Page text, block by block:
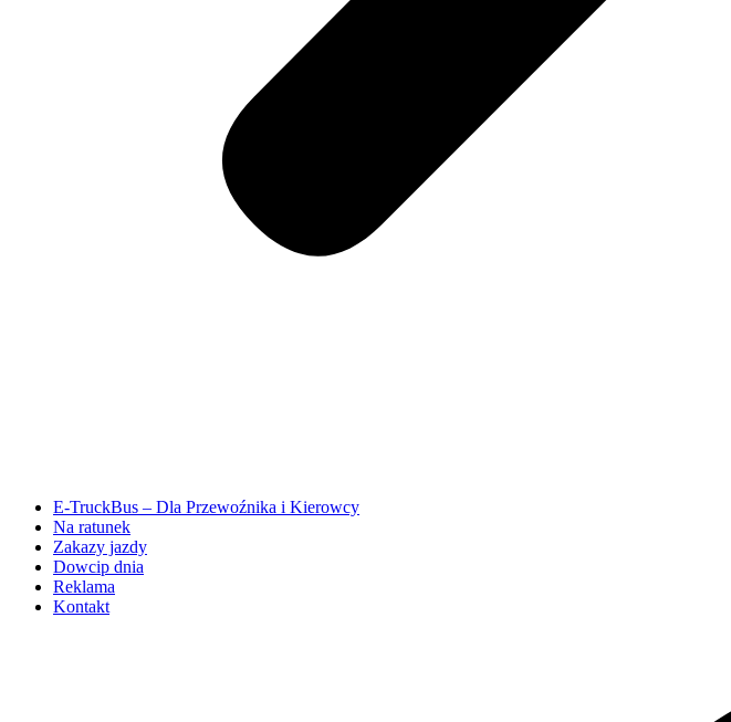
E-TruckBus – Dla Przewoźnika i Kierowcy
Na ratunek
Zakazy jazdy
Dowcip dnia
Reklama
Kontakt